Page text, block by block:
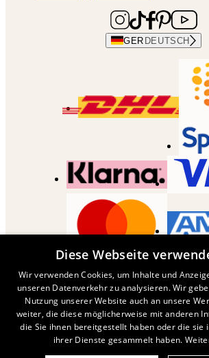
GER DEUTSCH
Diese Webseite
Wir verwenden Cookies, um Inhalte und
unseren Datenverkehr zu analysieren. Wir
Nutzung unserer Website auch an unsere
weiter, die diese möglicherweise mit anderen
die Sie ihnen bereitgestellt haben oder die sie
ihrer Dienste gesammelt haben.